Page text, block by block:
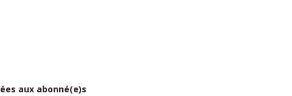
aux abonné(e)s